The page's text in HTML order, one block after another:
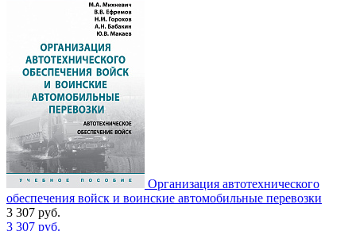
Организация автотехнического
обеспечения войск и воинские автомобильные перевозки
3 307 руб.
3 307 руб.